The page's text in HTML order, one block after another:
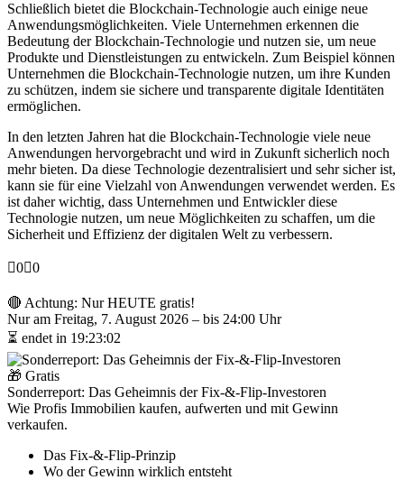
Schließlich bietet die Blockchain-Technologie auch einige neue
Anwendungsmöglichkeiten. Viele Unternehmen erkennen die
Bedeutung der Blockchain-Technologie und nutzen sie, um neue
Produkte und Dienstleistungen zu entwickeln. Zum Beispiel können
Unternehmen die Blockchain-Technologie nutzen, um ihre Kunden
zu schützen, indem sie sichere und transparente digitale Identitäten
ermöglichen.
In den letzten Jahren hat die Blockchain-Technologie viele neue
Anwendungen hervorgebracht und wird in Zukunft sicherlich noch
mehr bieten. Da diese Technologie dezentralisiert und sehr sicher ist,
kann sie für eine Vielzahl von Anwendungen verwendet werden. Es
ist daher wichtig, dass Unternehmen und Entwickler diese
Technologie nutzen, um neue Möglichkeiten zu schaffen, um die
Sicherheit und Effizienz der digitalen Welt zu verbessern.
Anklicken
Daumen
nach
unten.
0 Anklicken
Daumen
nach
oben.
0
🔴 Achtung: Nur HEUTE gratis!
Nur am Freitag, 7. August 2026 – bis 24:00 Uhr
⏳ endet in 19:23:01
🎁 Gratis
Sonderreport: Das Geheimnis der Fix-&-Flip-Investoren
Wie Profis Immobilien kaufen, aufwerten und mit Gewinn
verkaufen.
Das Fix-&-Flip-Prinzip
Wo der Gewinn wirklich entsteht